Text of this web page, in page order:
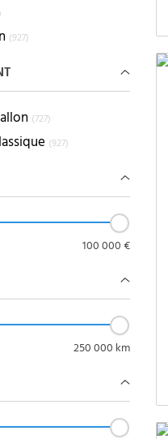
(927)
(727)
(927)
100 000 €
250 000 km